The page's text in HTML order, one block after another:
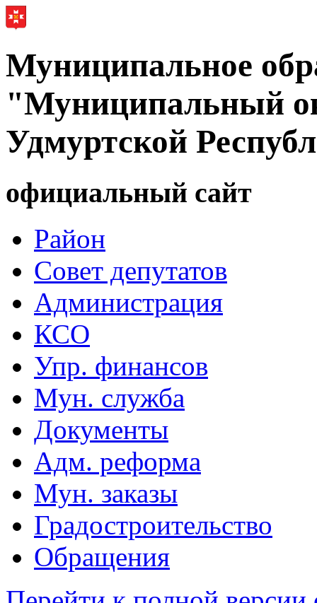
Муниципальное
"Муниципальный
Удмуртской
официальный сайт
Район
Совет депутатов
Администрация
КСО
Упр. финансов
Мун. служба
Документы
Адм. реформа
Мун. заказы
Градостроительство
Обращения